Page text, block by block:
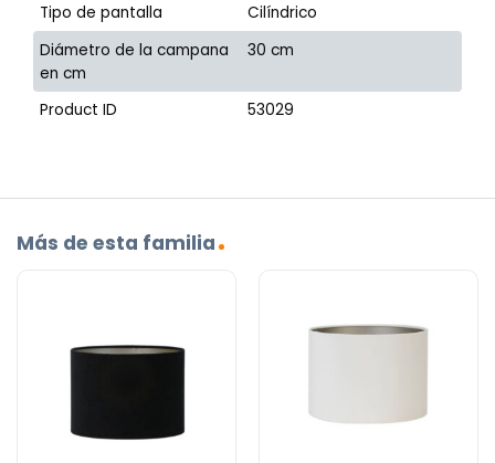
Tipo de pantalla
Cilíndrico
Diámetro de la campana
en cm
30 cm
Product ID 53029
Más de esta familia